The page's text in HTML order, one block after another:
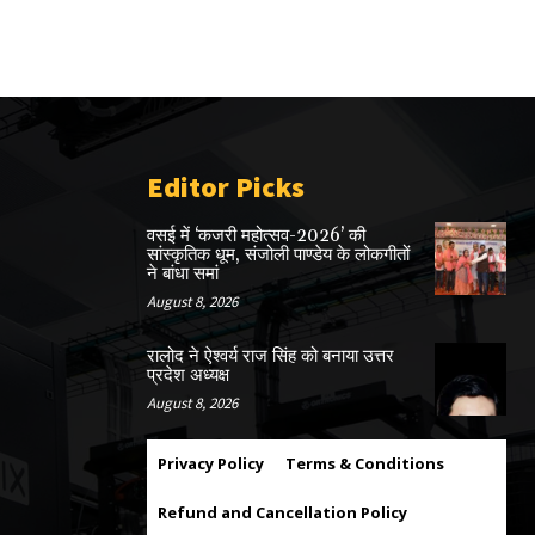
Editor Picks
वसई में ‘कजरी महोत्सव-2026’ की
सांस्कृतिक धूम, संजोली पाण्डेय के लोकगीतों
ने बांधा समां
August 8, 2026
रालोद ने ऐश्वर्य राज सिंह को बनाया उत्तर
प्रदेश अध्यक्ष
August 8, 2026
Privacy Policy Terms & Conditions
Refund and Cancellation Policy